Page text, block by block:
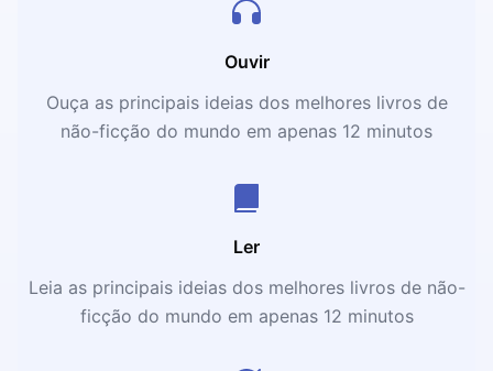
Ouvir
Ouça as principais ideias dos melhores livros de
não-ficção do mundo em apenas 12 minutos
Ler
Leia as principais ideias dos melhores livros de não-
ficção do mundo em apenas 12 minutos